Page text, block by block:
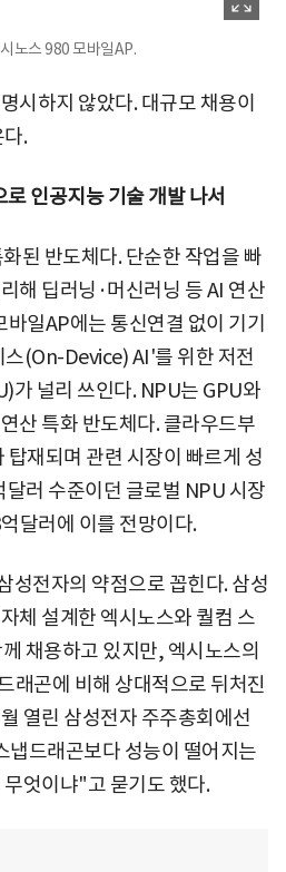
노스 980 모바일AP.
시하지 않았다. 대규모 채용이
.
인공지능 기술 개발 나서
된 반도체다. 단순한 작업을 빠
해 딥러닝·머신러닝 등 AI 연산
일AP에는 통신연결 없이 기기
(On-Device) AI'를 위한 저전
가 널리 쓰인다. NPU는 GPU와
산 특화 반도체다. 클라우드부
재되며 관련 시장이 빠르게 성
러 수준이던 글로벌 NPU 시장
달러에 이를 전망이다.
성전자의 약점으로 꼽힌다. 삼성
체 설계한 엑시노스와 퀄컴 스
채용하고 있지만, 엑시노스의
래곤에 비해 상대적으로 뒤처진
열린 삼성전자 주주총회에선
냅드래곤보다 성능이 떨어지는
엇이냐"고 묻기도 했다.